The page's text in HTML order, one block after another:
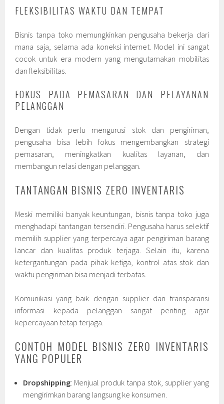
FLEKSIBILITAS WAKTU DAN TEMPAT
Bisnis tanpa toko memungkinkan pengusaha bekerja dari
mana saja, selama ada koneksi internet. Model ini sangat
cocok untuk era modern yang mengutamakan mobilitas
dan fleksibilitas.
FOKUS PADA PEMASARAN DAN PELAYANAN
PELANGGAN
Dengan tidak perlu mengurusi stok dan pengiriman,
pengusaha bisa lebih fokus mengembangkan strategi
pemasaran, meningkatkan kualitas layanan, dan
membangun relasi dengan pelanggan.
TANTANGAN BISNIS ZERO INVENTARIS
Meski memiliki banyak keuntungan, bisnis tanpa toko juga
menghadapi tantangan tersendiri. Pengusaha harus selektif
memilih supplier yang terpercaya agar pengiriman barang
lancar dan kualitas produk terjaga. Selain itu, karena
ketergantungan pada pihak ketiga, kontrol atas stok dan
waktu pengiriman bisa menjadi terbatas.
Komunikasi yang baik dengan supplier dan transparansi
informasi kepada pelanggan sangat penting agar
kepercayaan tetap terjaga.
CONTOH MODEL BISNIS ZERO INVENTARIS
YANG POPULER
Dropshipping: Menjual produk tanpa stok, supplier yang
mengirimkan barang langsung ke konsumen.